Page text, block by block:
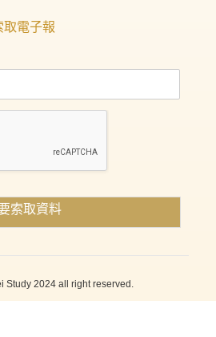
取電子報
索取資料
Study 2024 all right reserved.